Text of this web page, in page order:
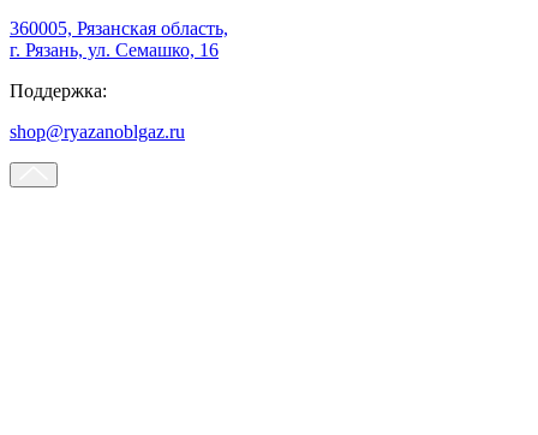
360005, Рязанская область,
г. Рязань, ул. Семашко, 16
Поддержка:
shop@ryazanoblgaz.ru